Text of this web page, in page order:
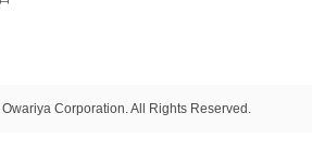
Corporation. All Rights Reserved.